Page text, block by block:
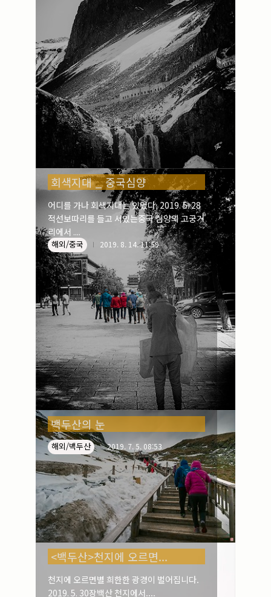
회색지대 _ 중국심양
어디를 가나 회색지대는 있었다. 2019. 5. 28
적선보따리를 들고 서있는중국 심양의 고궁거
리에서 ....
해외/중국 2019. 8. 14. 11:59
백두산의 눈
해외/백두산 2019. 7. 5. 08:53
<백두산>천지에 오르면...
천지에 오르면별 희한한 광경이 벌어집니다.
2019. 5. 30장백산 천지에서....